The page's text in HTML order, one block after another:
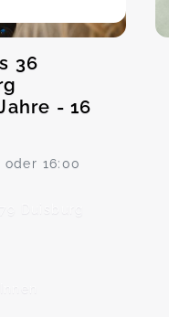
36
- 16
oder 16:00
Duisburg